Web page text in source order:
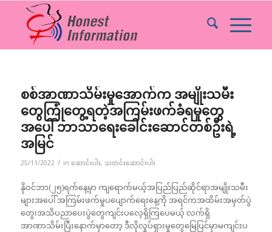
စစ်အာဏာသိမ်းမှုအောက်က အမျိုးသမီး
တွေကြုံတွေ့ရတဲ့အကြမ်းဖက်ခံရမှုတွေ
အပေါ် ဘာသာရေးခေါင်းဆောင်တစ်ဦးရဲ့
အမြင်
25/11/2022 / in ဆောင်းပါး, သတင်းဆောင်းပါး
နိုဝင်ဘာ(၂၅)ရက်နေ့မှာ ကျရောက်မယ့်အပြည်ပြည်ဆိုင်ရာအမျိုးသမီး
များအပေါ် အကြမ်းဖက်မှုပပျောက်ရေးနေ့ကို အရင်ကအထိမ်းအမှတ်ပွဲ
တွေ၊အသိပညာပေးပွဲတွေကျင်းပလေ့ရှိကြပေမယ့် လက်ရှိ
အာဏာသိမ်းပြီးနောက်မှာတော့ ဒီလိုလှုပ်ရှားမှုတွေမြေပြင်မှာမကျင်းပ